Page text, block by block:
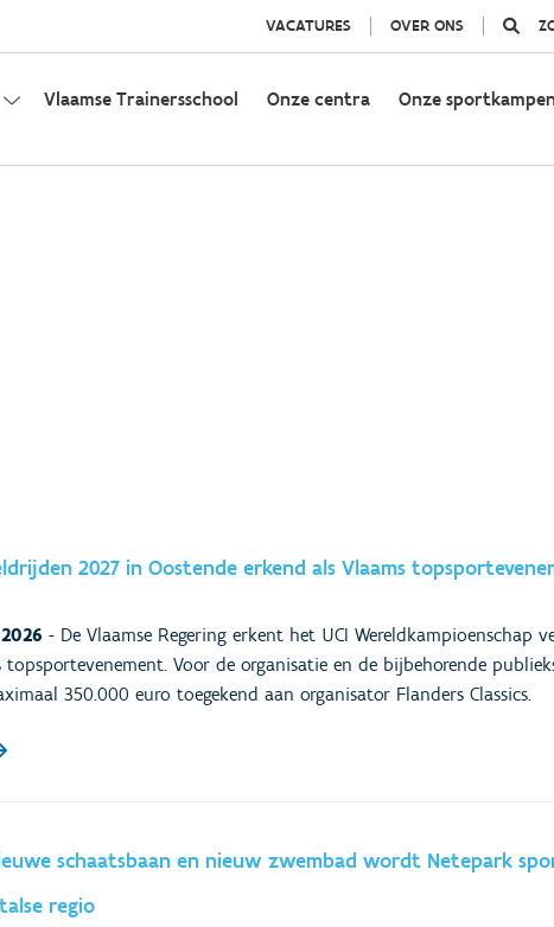
VACATURES OVER ONS
Vlaamse Trainersschool Onze centra Onze
2027 in Oostende erkend als Vlaams
- De Vlaamse Regering erkent het UCI Wereldkampioenschap
topsportevenement. Voor de organisatie en de bijbehorende
350.000 euro toegekend aan organisator Flanders Classics.
schaatsbaan en nieuw zwembad wordt Netepark
regio